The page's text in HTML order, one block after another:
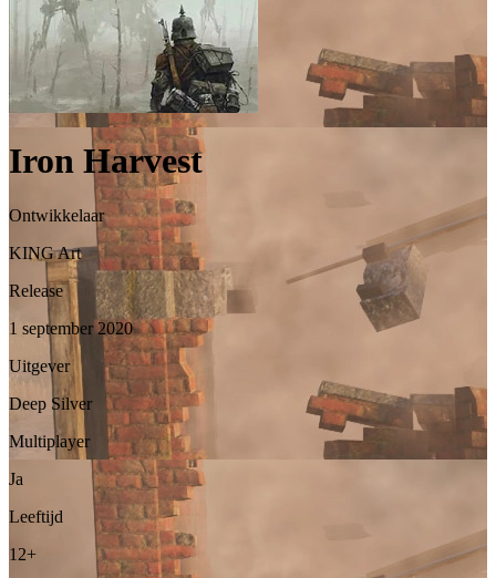
Iron Harvest
Ontwikkelaar
KING Art
Release
1 september 2020
Uitgever
Deep Silver
Multiplayer
Ja
Leeftijd
12+